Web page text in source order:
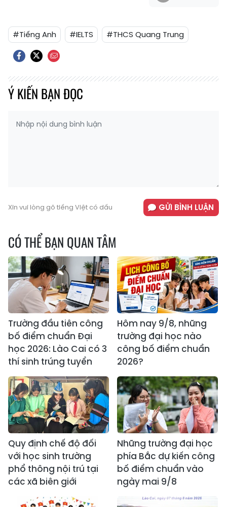
#Tiếng Anh #IELTS #THCS Quang Trung
Ý KIẾN BẠN ĐỌC
Xin vui lòng gõ tiếng Việt có dấu GỬI BÌNH LUẬN
CÓ THỂ BẠN QUAN TÂM
Trường đầu tiên công
bố điểm chuẩn Đại
học 2026: Lào Cai có 3
thí sinh trúng tuyển
Hôm nay 9/8, những
trường đại học nào
công bố điểm chuẩn
2026?
Quy định chế độ đối
với học sinh trường
phổ thông nội trú tại
các xã biên giới
Những trường đại học
phía Bắc dự kiến công
bố điểm chuẩn vào
ngày mai 9/8